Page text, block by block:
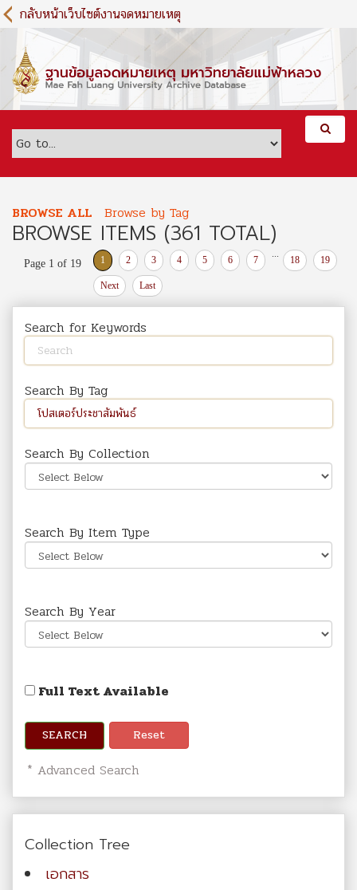
S
k
m
c
กลับหน้าเว็บไซต์งานจดหมายเหตุ
BROWSE ALL Browse by Tag
BROWSE ITEMS (361 TOTAL)
Page 1 of 19 1 2 3 4 5 6 7 18 19
Next Last
Search for Keywords
Search By Tag
Search By Collection
Search By Item Type
Search By Year
Full Text Available
SEARCH Reset
* Advanced Search
Collection Tree
เอกสาร